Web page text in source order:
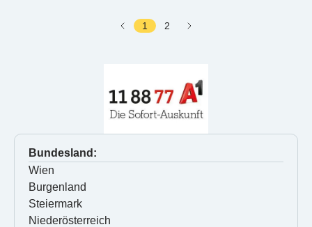
1 2
Bundesland:
Wien
Burgenland
Steiermark
Niederösterreich